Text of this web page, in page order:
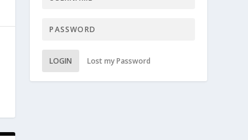
LOGIN Lost my Password